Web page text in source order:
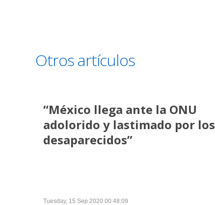
Otros artículos
“México llega ante la ONU
adolorido y lastimado por los
desaparecidos”
Tuesday, 15 Sep 2020 00:48:09